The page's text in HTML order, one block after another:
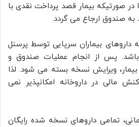
در صورتیکه بیمار قصد پرداخت نقدی با
به صندوق ارجاع می گردد.
داروهای بیماران سرپایی توسط پرسنل
باشد. پس از انجام عملیات صندوق و
ویرایش نسخه بسته می شود. لذا
مالی در داروخانه امکانپذیر نمی
تمامی داروهای نسخه شده رایگان